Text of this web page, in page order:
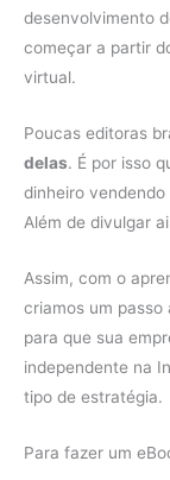
desenvolvimento
começar a partir
virtual.
Poucas editoras
delas. É por isso
dinheiro
Além de divulgar
Assim, com o
criamos um passo
para que sua
independente na
tipo de estratégia.
Para fazer um